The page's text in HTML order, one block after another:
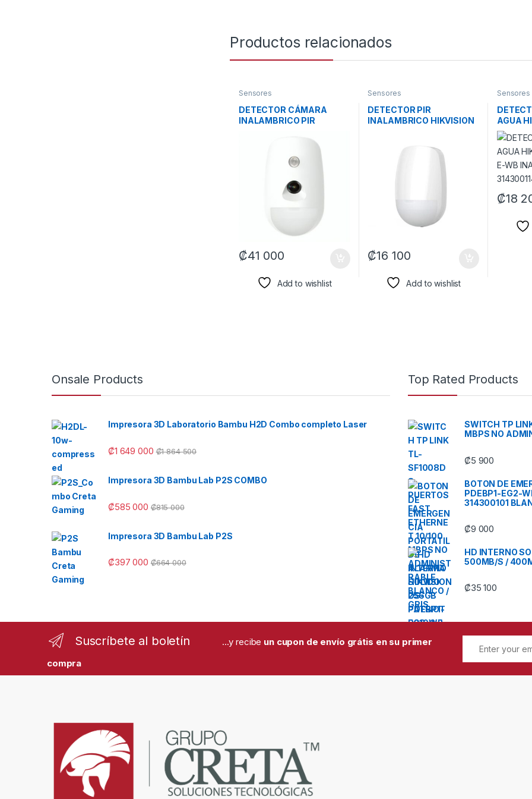
Productos relacionados
Sensores
DETECTOR CÁMARA
INALAMBRICO PIR
EG2-WB(O-STD) (E)
314300093 BLANCO
₡41 000
Add to wishlist
Sensores
DETECTOR PIR
INALAMBRICO HIKVISION
85.9° 302402274
₡16 100
Add to wishlist
Sensores
AGUA
PDWL-
₡18
Onsale Products
Impresora 3D Laboratorio Bambu H2D Combo completo Laser
₡1 649 000 ₡1 864 500
Impresora 3D Bambu Lab P2S COMBO
₡585 000 ₡815 000
Impresora 3D Bambu Lab P2S
₡397 000 ₡664 000
Top Rated Products
SWITCH TP
MBPS NO
₡5 900
BOTON DE
PDEBP1-EG2-
314300101
₡9 000
HD INTERNO
500MB/S /
₡35 100
Suscríbete al boletín ...y recibe un cupon de envío grátis en su primer
compra